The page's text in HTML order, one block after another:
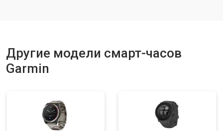
Другие модели смарт-часов
Garmin